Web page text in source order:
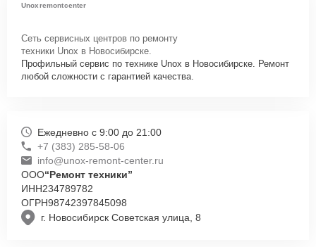
Unoxremontcenter
Сеть сервисных центров по ремонту
техники Unox в Новосибирске.
Профильный сервис по технике Unox в Новосибирске. Ремонт
любой сложности с гарантией качества.
г. Новосибирск Советская улица, 8
Ежедневно с 9:00 до 21:00
+7 (383) 285-58-06
info@unox-remont-center.ru
ООО“Ремонт техники”
ИНН234789782
ОГРН98742397845098